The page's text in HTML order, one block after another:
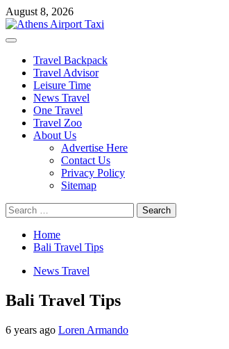
Skip
to
content
August 8, 2026
Primary
Travel Backpack
Travel Advisor
Leisure Time
News Travel
One Travel
Travel Zoo
About Us
Advertise Here
Contact Us
Privacy Policy
Sitemap
Search
for:
Home
Bali Travel Tips
News Travel
Bali Travel Tips
6 years ago Loren Armando